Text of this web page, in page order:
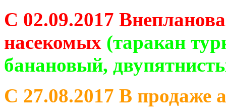
С 02.09.2017
насекомых (таракан
банановый,
С 27.08.2017 В продаже